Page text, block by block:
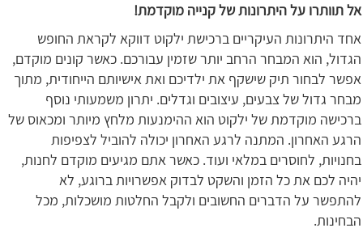
אל תוותרו על היתרונות של קנייה מוקדמת!
אחד היתרונות העיקריים ברכישת ילקוט דווקא לקראת החופש
הגדול, הוא המבחר הרחב יותר שזמין עבורכם. כאשר קונים מוקדם,
אפשר לבחור תיק שישקף את ילדיכם ואת אישיותם הייחודית, מתוך
מבחר גדול של צבעים, עיצובים וגדלים. יתרון משמעותי נוסף
ברכישה מוקדמת של ילקוט הוא ההימנעות מלחץ מיותר ומכאוס של
הרגע האחרון. המתנה לרגע האחרון יכולה להוביל לצפיפות
בחנויות, לחוסרים במלאי ועוד. כאשר אתם מגיעים מוקדם לחנות,
יהיה לכם את כל הזמן והשקט לבדוק אפשרויות ברוגע, לא
להתפשר על הדברים החשובים ולקבל החלטות מושכלות, מכל
הבחינות.